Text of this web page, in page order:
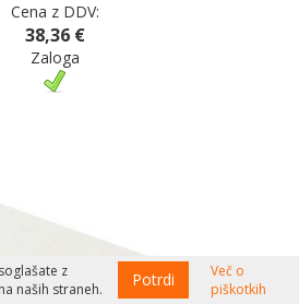
Cena z DDV:
38,36 €
Zaloga
z
naših straneh.
Potrdi
Več o
piškotkih